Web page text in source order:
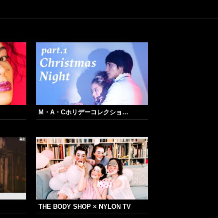
M・A・Cホリデーコレクショ…
THE BODY SHOP × NYLON TV